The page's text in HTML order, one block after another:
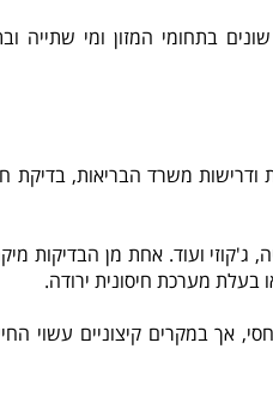
בתחומי המזון ומי שתייה
ודרישות משרד הבריאות, בדיקת
ג'קוזי ועוד. אחת מן הבדיקות
בעלת מערכת חיסונית ירודה.
אך במקרים קיצוניים עשוי